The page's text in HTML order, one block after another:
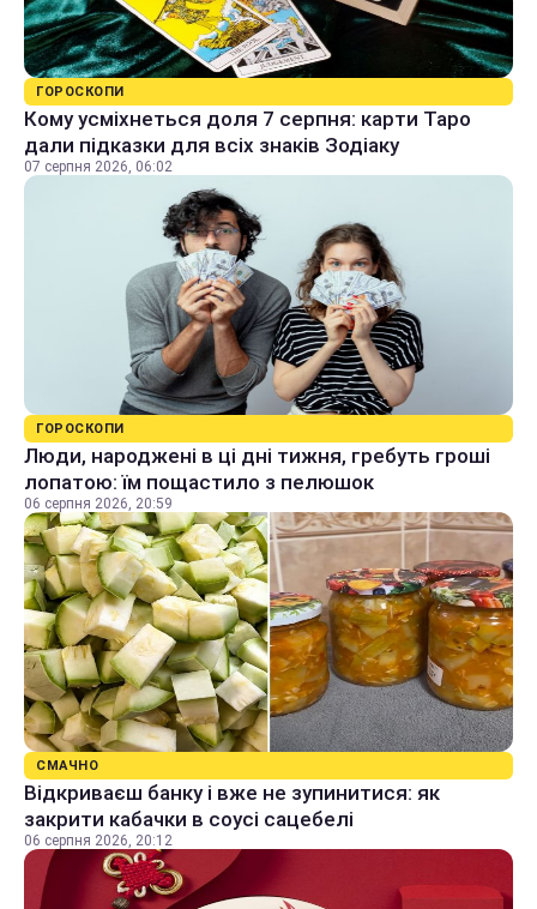
ГОРОСКОПИ
Кому усміхнеться доля 7 серпня: карти Таро
дали підказки для всіх знаків Зодіаку
07 серпня 2026, 06:02
ГОРОСКОПИ
Люди, народжені в ці дні тижня, гребуть гроші
лопатою: їм пощастило з пелюшок
06 серпня 2026, 20:59
СМАЧНО
Відкриваєш банку і вже не зупинитися: як
закрити кабачки в соусі сацебелі
06 серпня 2026, 20:12